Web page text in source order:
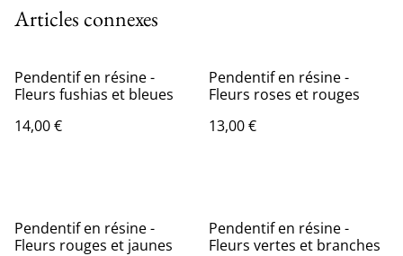
Articles connexes
Pendentif en résine -
Fleurs fushias et bleues
14,00 €
Pendentif en résine -
Fleurs roses et rouges
13,00 €
Pendentif en résine -
Fleurs rouges et jaunes
Pendentif en résine -
Fleurs vertes et branches